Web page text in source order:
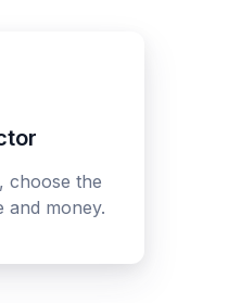
choose the
and money.